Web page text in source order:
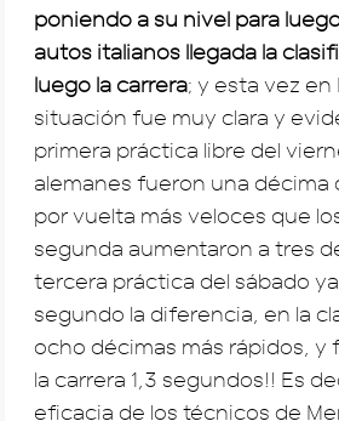
poniendo a su nivel para
autos italianos llegada la
luego la carrera; y esta vez en
situación fue muy clara y
primera práctica libre del
alemanes fueron una décima
por vuelta más veloces que
segunda aumentaron a tres
tercera práctica del sábado
segundo la diferencia, en la
ocho décimas más rápidos, y
la carrera 1,3 segundos!! Es
eficacia de los técnicos de